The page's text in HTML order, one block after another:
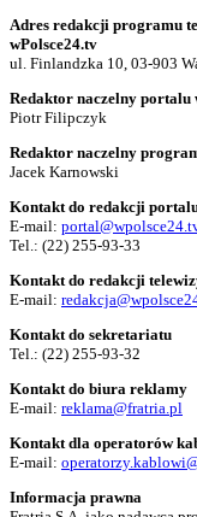
Adres redakcji programu
wPolsce24.tv
ul. Finlandzka 10, 03-903
Redaktor naczelny portalu
Piotr Filipczyk
Redaktor naczelny
Jacek Karnowski
Kontakt do redakcji
E-mail:
Tel.: (22) 255-93-33
Kontakt do redakcji
E-mail:
Kontakt do sekretariatu
Tel.: (22) 255-93-32
Kontakt do biura reklamy
E-mail: reklama@fratria.pl
Kontakt dla operatorów
E-mail:
Informacja prawna